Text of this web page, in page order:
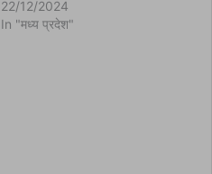
22/12/2024
In "मध्य प्रदेश"